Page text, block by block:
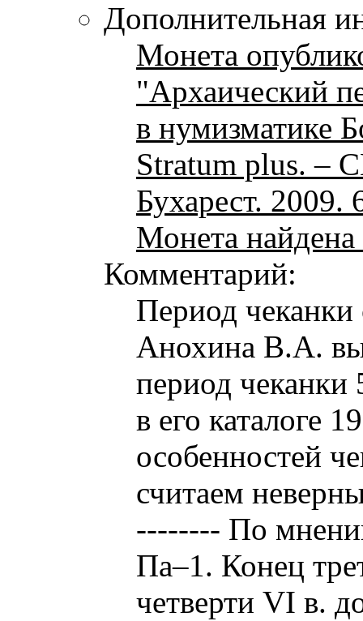
Дополнительная
Монета
"Архаический
в нумизматике
Stratum plus. –
Бухарест.
Монета
Комментарий:
Период чеканки
Анохина В.А.
период чеканки
в его каталоге
особенностей
считаем
-------- По
Па–1. Конец
четверти VI в.